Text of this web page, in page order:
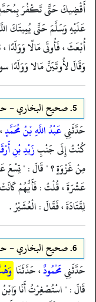
أَقْضِيكَ حَتَّى تَكْفُرَ بِمُحَمَّدٍ
عَلَيْهِ وَسَلَّمَ حَتَّى يُمِيتَكَ
أُبْعَثَ ، فَأُوتَى مَالًا
وَقَالَ لأُوتَيَنَّ مَالا وَوَلَدًا سورة
5. صحيح البخاري -
حَدَّثَنِيعَبْدُ اللَّهِ بْنُ مُحَمَّدٍ
كُنْتُ إِلَى جَنْبِزَيْدِ بْنِ
مِنْ غَزْوَةٍ ؟ " قَالَ : "
عَشْرَةَ ، قُلْتُ : فَأَيُّهُمْ
لِقَتَادَةَ ، فَقَالَ : الْعُشَيْرُ .
6. صحيح البخاري -
حَدَّثَنِيمَحْمُودٌ، حَدَّثَنَا
قَالَ : " اسْتُصْغِرْتُ أَنَا